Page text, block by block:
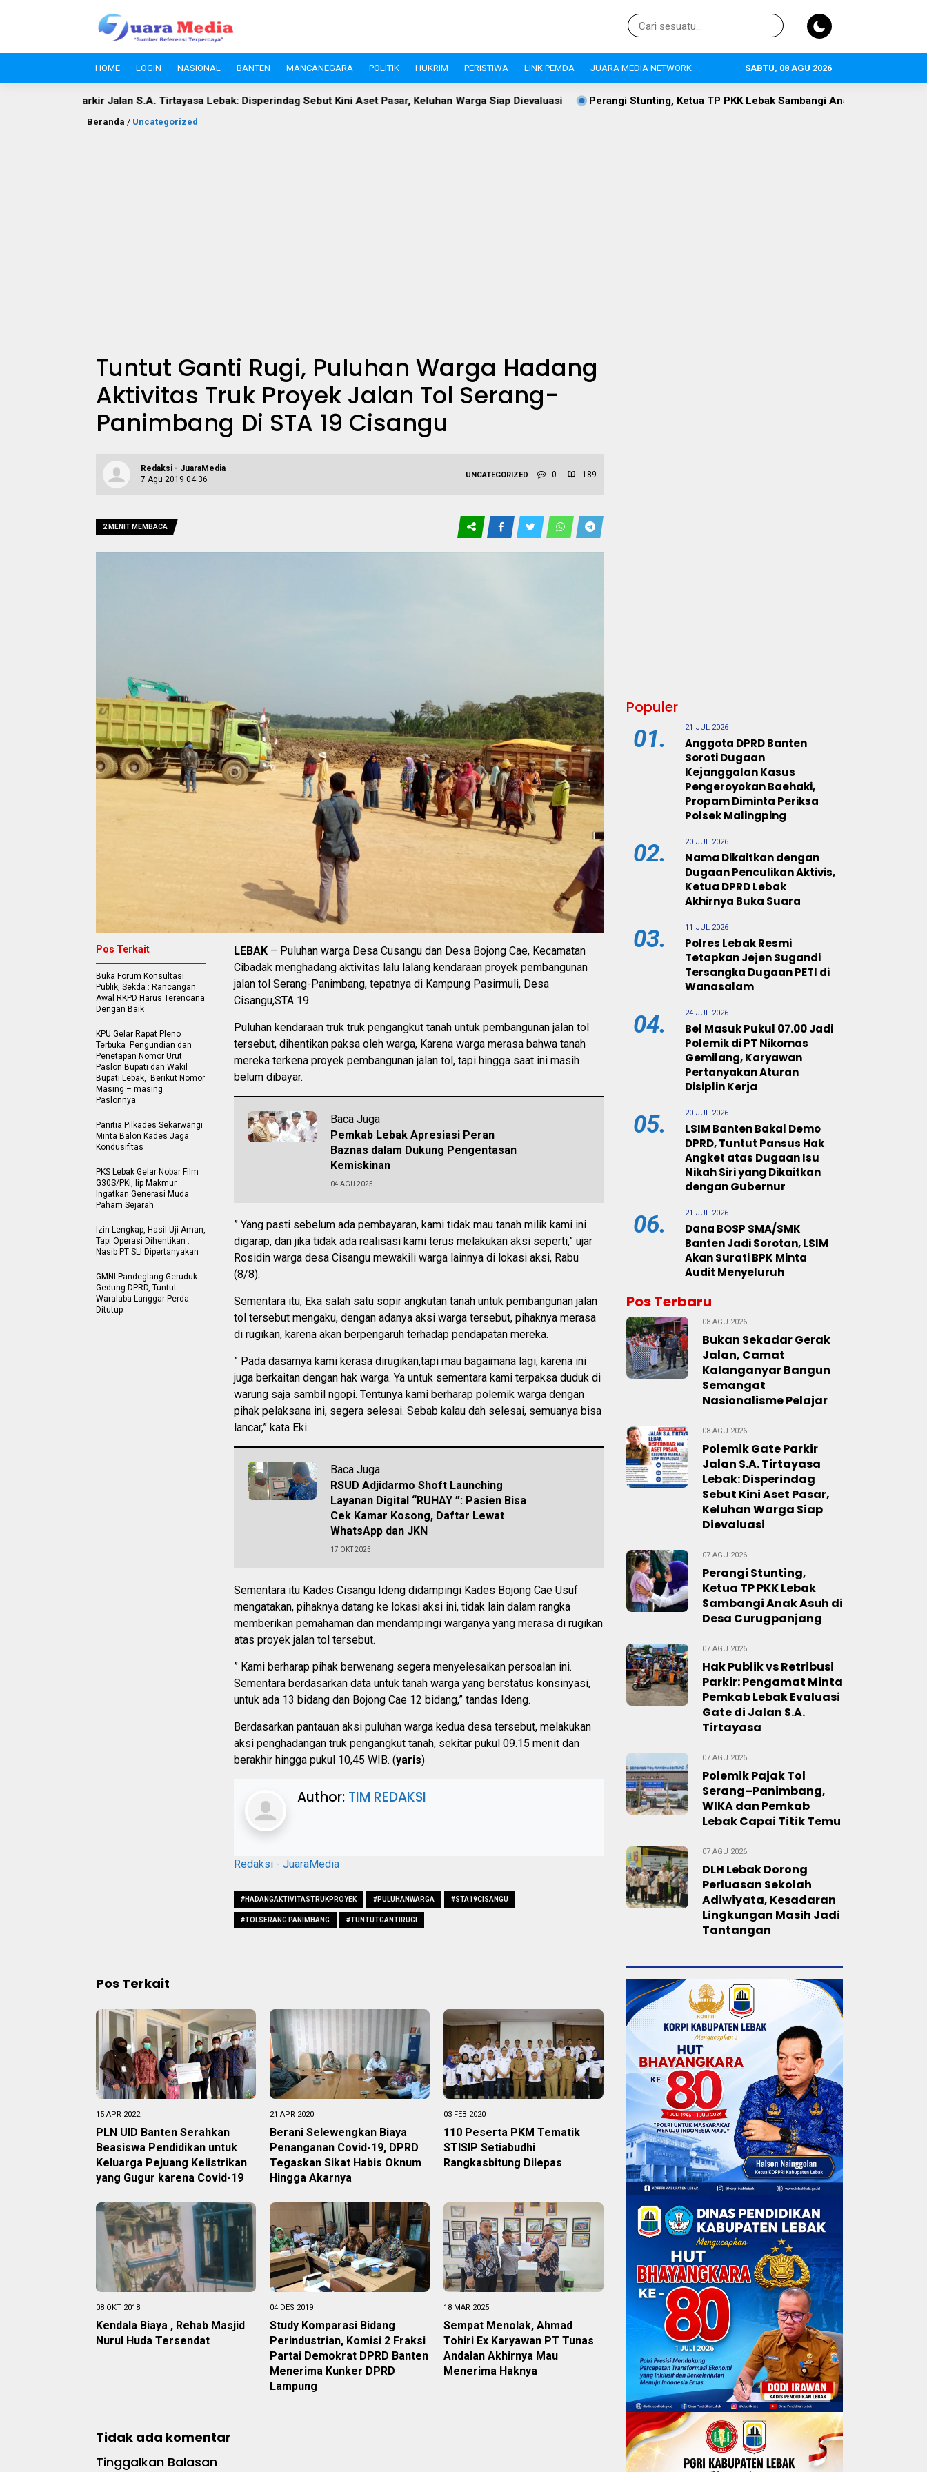
HOME LOGIN NASIONAL BANTEN MANCANEGARA POLITIK HUKRIM PERISTIWA LINK PEMDA JUARA MEDIA NETWORK SABTU, 08 AGU 2026
Tirtayasa Lebak: Disperindag Sebut Kini Aset Pasar, Keluhan Warga Siap Dievaluasi Perangi Stunting, Ketua TP PKK Lebak Sambangi Anak Asuh di Desa Curugpanjang
Beranda / Uncategorized
Tuntut Ganti Rugi, Puluhan Warga Hadang
Aktivitas Truk Proyek Jalan Tol Serang-
Panimbang Di STA 19 Cisangu
Redaksi - JuaraMedia
7 Agu 2019 04:36
UNCATEGORIZED 0 189
2 MENIT MEMBACA
LEBAK – Puluhan warga Desa Cusangu dan Desa Bojong Cae, Kecamatan
Cibadak menghadang aktivitas lalu lalang kendaraan proyek pembangunan
jalan tol Serang-Panimbang, tepatnya di Kampung Pasirmuli, Desa
Cisangu,STA 19.
Puluhan kendaraan truk truk pengangkut tanah untuk pembangunan jalan tol
tersebut, dihentikan paksa oleh warga, Karena warga merasa bahwa tanah
mereka terkena proyek pembangunan jalan tol, tapi hingga saat ini masih
belum dibayar.
Baca Juga
Pemkab Lebak Apresiasi Peran
Baznas dalam Dukung Pengentasan
Kemiskinan
04 AGU 2025
” Yang pasti sebelum ada pembayaran, kami tidak mau tanah milik kami ini
digarap, dan jika tidak ada realisasi kami terus melakukan aksi seperti,” ujar
Rosidin warga desa Cisangu mewakili warga lainnya di lokasi aksi, Rabu
(8/8).
Sementara itu, Eka salah satu sopir angkutan tanah untuk pembangunan jalan
tol tersebut mengaku, dengan adanya aksi warga tersebut, pihaknya merasa
di rugikan, karena akan berpengaruh terhadap pendapatan mereka.
” Pada dasarnya kami kerasa dirugikan,tapi mau bagaimana lagi, karena ini
juga berkaitan dengan hak warga. Ya untuk sementara kami terpaksa duduk di
warung saja sambil ngopi. Tentunya kami berharap polemik warga dengan
pihak pelaksana ini, segera selesai. Sebab kalau dah selesai, semuanya bisa
lancar,” kata Eki.
Baca Juga
RSUD Adjidarmo Shoft Launching
Layanan Digital “RUHAY ”: Pasien Bisa
Cek Kamar Kosong, Daftar Lewat
WhatsApp dan JKN
17 OKT 2025
Sementara itu Kades Cisangu Ideng didampingi Kades Bojong Cae Usuf
mengatakan, pihaknya datang ke lokasi aksi ini, tidak lain dalam rangka
memberikan pemahaman dan mendampingi warganya yang merasa di rugikan
atas proyek jalan tol tersebut.
” Kami berharap pihak berwenang segera menyelesaikan persoalan ini.
Sementara berdasarkan data untuk tanah warga yang berstatus konsinyasi,
untuk ada 13 bidang dan Bojong Cae 12 bidang,” tandas Ideng.
Berdasarkan pantauan aksi puluhan warga kedua desa tersebut, melakukan
aksi penghadangan truk pengangkut tanah, sekitar pukul 09.15 menit dan
berakhir hingga pukul 10,45 WIB. (yaris)
Author: TIM REDAKSI
Redaksi - JuaraMedia
#HADANGAKTIVITASTRUKPROYEK #PULUHANWARGA #STA19CISANGU
#TOLSERANG PANIMBANG #TUNTUTGANTIRUGI
Pos Terkait
Buka Forum Konsultasi
Publik, Sekda : Rancangan
Awal RKPD Harus Terencana
Dengan Baik
KPU Gelar Rapat Pleno
Terbuka Pengundian dan
Penetapan Nomor Urut
Paslon Bupati dan Wakil
Bupati Lebak, Berikut Nomor
Masing – masing
Paslonnya
Panitia Pilkades Sekarwangi
Minta Balon Kades Jaga
Kondusifitas
PKS Lebak Gelar Nobar Film
G30S/PKI, Iip Makmur
Ingatkan Generasi Muda
Paham Sejarah
Izin Lengkap, Hasil Uji Aman,
Tapi Operasi Dihentikan :
Nasib PT SLI Dipertanyakan
GMNI Pandeglang Geruduk
Gedung DPRD, Tuntut
Waralaba Langgar Perda
Ditutup
Pos Terkait
15 APR 2022
PLN UID Banten Serahkan
Beasiswa Pendidikan untuk
Keluarga Pejuang Kelistrikan
yang Gugur karena Covid-19
21 APR 2020
Berani Selewengkan Biaya
Penanganan Covid-19, DPRD
Tegaskan Sikat Habis Oknum
Hingga Akarnya
03 FEB 2020
110 Peserta PKM Tematik
STISIP Setiabudhi
Rangkasbitung Dilepas
08 OKT 2018
Kendala Biaya , Rehab Masjid
Nurul Huda Tersendat
04 DES 2019
Study Komparasi Bidang
Perindustrian, Komisi 2 Fraksi
Partai Demokrat DPRD Banten
Menerima Kunker DPRD
Lampung
18 MAR 2025
Sempat Menolak, Ahmad
Tohiri Ex Karyawan PT Tunas
Andalan Akhirnya Mau
Menerima Haknya
Tidak ada komentar
Tinggalkan Balasan
Populer
01. 21 JUL 2026
Anggota DPRD Banten
Soroti Dugaan
Kejanggalan Kasus
Pengeroyokan Baehaki,
Propam Diminta Periksa
Polsek Malingping
02. 20 JUL 2026
Nama Dikaitkan dengan
Dugaan Penculikan Aktivis,
Ketua DPRD Lebak
Akhirnya Buka Suara
03. 11 JUL 2026
Polres Lebak Resmi
Tetapkan Jejen Sugandi
Tersangka Dugaan PETI di
Wanasalam
04. 24 JUL 2026
Bel Masuk Pukul 07.00 Jadi
Polemik di PT Nikomas
Gemilang, Karyawan
Pertanyakan Aturan
Disiplin Kerja
05. 20 JUL 2026
LSIM Banten Bakal Demo
DPRD, Tuntut Pansus Hak
Angket atas Dugaan Isu
Nikah Siri yang Dikaitkan
dengan Gubernur
06. 21 JUL 2026
Dana BOSP SMA/SMK
Banten Jadi Sorotan, LSIM
Akan Surati BPK Minta
Audit Menyeluruh
Pos Terbaru
08 AGU 2026
Bukan Sekadar Gerak
Jalan, Camat
Kalanganyar Bangun
Semangat
Nasionalisme Pelajar
08 AGU 2026
Polemik Gate Parkir
Jalan S.A. Tirtayasa
Lebak: Disperindag
Sebut Kini Aset Pasar,
Keluhan Warga Siap
Dievaluasi
07 AGU 2026
Perangi Stunting,
Ketua TP PKK Lebak
Sambangi Anak Asuh di
Desa Curugpanjang
07 AGU 2026
Hak Publik vs Retribusi
Parkir: Pengamat Minta
Pemkab Lebak Evaluasi
Gate di Jalan S.A.
Tirtayasa
07 AGU 2026
Polemik Pajak Tol
Serang–Panimbang,
WIKA dan Pemkab
Lebak Capai Titik Temu
07 AGU 2026
DLH Lebak Dorong
Perluasan Sekolah
Adiwiyata, Kesadaran
Lingkungan Masih Jadi
Tantangan